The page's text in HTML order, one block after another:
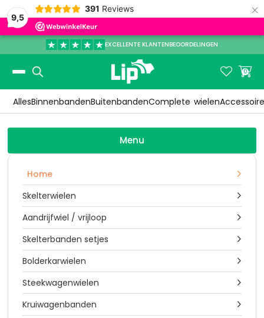
9,5
391 Reviews ×
EXCELLENTE KLANTENBEOORDELINGEN
Slide 3 of 3.
 
0
AllesBinnenbandenBuitenbandenComplete wielen
Menu
Home 
Skelterwielen 
Aandrijfwiel / vrijloop 
Skelterbanden setjes 
Bolderkarwielen 
Steekwagenwielen 
Kruiwagenbanden 